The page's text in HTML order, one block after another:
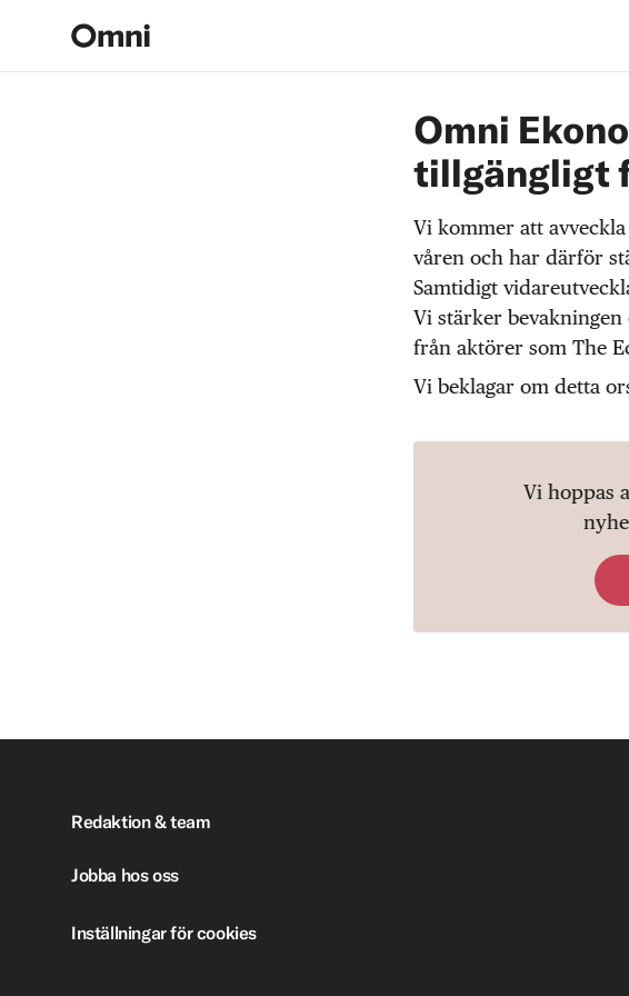
Omni
tillgängligt
Vi kommer att
våren och har därför
Samtidigt
Vi stärker
från aktörer som The
Vi beklagar om detta
Vi hoppas
Redaktion & team
Jobba hos oss
Inställningar för cookies